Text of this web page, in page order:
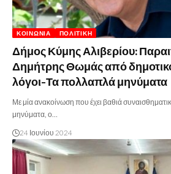
ΚΟΙΝΩΝΊΑ ΠΟΛΙΤΙΚΉ
Δήμος Κύμης Αλιβερίου:
Δημήτρης Θωμάς από
λόγοι-Τα πολλαπλά μηνύματα
Με μία ανακοίνωση που έχει βαθιά
μηνύματα, ο…
24 Ιουνίου 2024